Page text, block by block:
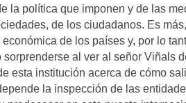
la política que imponen y de las
de los ciudadanos. Es
económica de los países y, por lo
sorprenderse al ver al señor Viñals
esta institución acerca de cómo
la inspección de las